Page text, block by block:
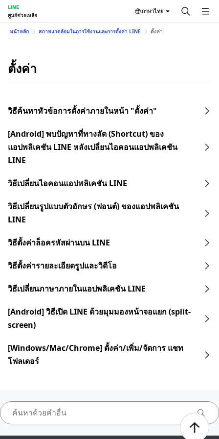
LINE
ศูนย์ช่วยเหลือ
ภาษาไทย
หน้าหลัก สภาพแวดล้อมในการใช้งานและการตั้งค่า LINE ตั้งค่า
ตั้งค่า
วิธีค้นหาหัวข้อการตั้งค่าภายในหน้า "ตั้งค่า"
[Android] พบปัญหาที่ทางลัด (Shortcut) ของ
แอปพลิเคชัน LINE หลังเปลี่ยนไอคอนแอปพลิเคชัน
LINE
วิธีเปลี่ยนไอคอนแอปพลิเคชัน LINE
วิธีเปลี่ยนรูปแบบตัวอักษร (ฟอนต์) ของแอปพลิเคชัน
LINE
วิธีตั้งค่าล็อครหัสผ่านบน LINE
วิธีตั้งค่ารายละเอียดรูปและวิดีโอ
วิธีเปลี่ยนภาษาภายในแอปพลิเคชัน LINE
[Android] วิธีเปิด LINE ด้วยมุมมองหน้าจอแยก (split-
screen)
[Windows/Mac/Chrome] ตั้งค่า/เพิ่ม/จัดการ แชท
โฟลเดอร์